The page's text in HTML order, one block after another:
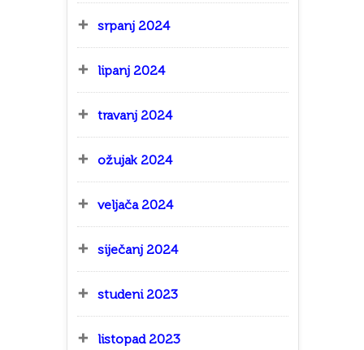
srpanj 2024
lipanj 2024
travanj 2024
ožujak 2024
veljača 2024
siječanj 2024
studeni 2023
listopad 2023